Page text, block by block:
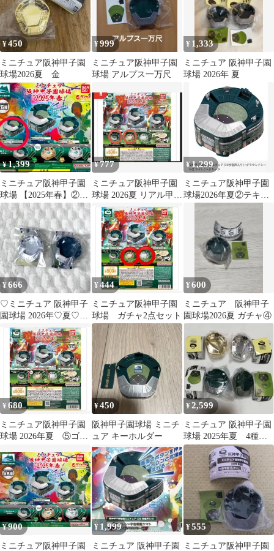
¥450
ミニチュア阪神甲子園
球場2026夏 金
¥999
ミニチュア阪神甲子園
球場 アルプス一万尺
¥ 1,333
ミニチュア 阪神甲子園
球場 2026年 夏
¥1,399
ミニチュア阪神甲子園
球場 【2025年春】②阪
神甲子園球場ミニチュ
ア（音声IC入
¥777
ミニチュア阪神甲子園
球場 2026夏 リアル甲子
園球場チャーム 2セッ
¥1,299
ミニチュア阪神甲子園
球場2026年夏②テキー
¥666
♡ミニチュア 阪神甲子
園球場 2026年♡夏♡2
種セット♡野球♡ガチ
ャ♡
¥ 444
ミニチュア阪神甲子園
球場 ガチャ2点セット
¥600
ミニチュア 阪神甲子
園球場2026夏 ガチャ④
¥ 680
ミニチュア阪神甲子園
球場 2026年夏 ⑤ゴー
¥450
阪神甲子園球場 ミニチ
ュア キーホルダー
¥2,599
ミニチュア 阪神甲子園
球場 2025年夏 4種セ
ット
¥900
ミニチュア阪神甲子園
¥ 1,999
ミニチュア 阪神甲子園
¥555
ミニチュア阪神甲子園